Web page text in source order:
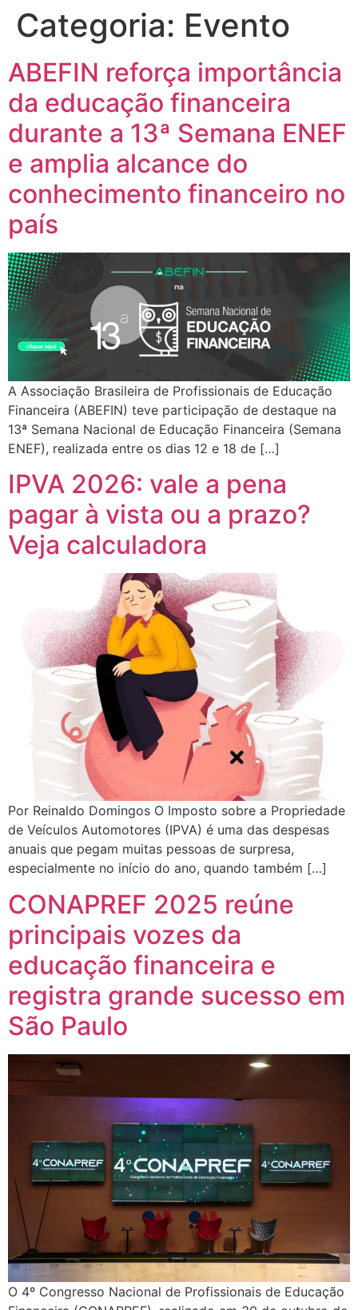
Categoria: Evento
ABEFIN reforça importância
da educação financeira
durante a 13ª Semana ENEF
e amplia alcance do
conhecimento financeiro no
país
A Associação Brasileira de Profissionais de Educação
Financeira (ABEFIN) teve participação de destaque na
13ª Semana Nacional de Educação Financeira (Semana
ENEF), realizada entre os dias 12 e 18 de […]
IPVA 2026: vale a pena
pagar à vista ou a prazo?
Veja calculadora
Por Reinaldo Domingos O Imposto sobre a Propriedade
de Veículos Automotores (IPVA) é uma das despesas
anuais que pegam muitas pessoas de surpresa,
especialmente no início do ano, quando também […]
CONAPREF 2025 reúne
principais vozes da
educação financeira e
registra grande sucesso em
São Paulo
O 4º Congresso Nacional de Profissionais de Educação